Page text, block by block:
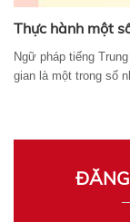
Thực hành một
Ngữ pháp tiếng
gian là một trong số